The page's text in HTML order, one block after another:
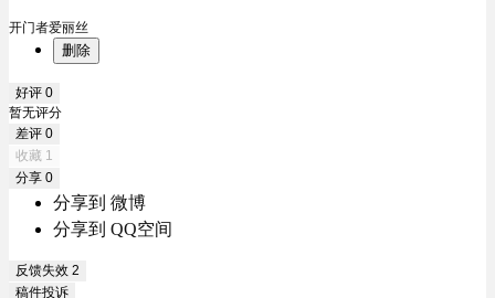
开门者爱丽丝
删除
好评 0
暂无评分
差评 0
收藏 1
分享 0
分享到 微博
分享到 QQ空间
反馈失效 2
稿件投诉